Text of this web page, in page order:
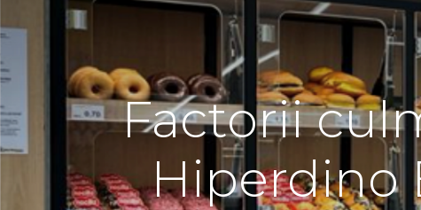
Factorii
Hiperdino